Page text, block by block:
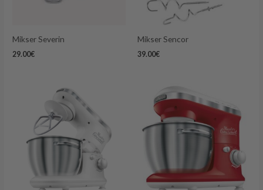
Mikser Severin
29.00€
Mikser Sencor
39.00€